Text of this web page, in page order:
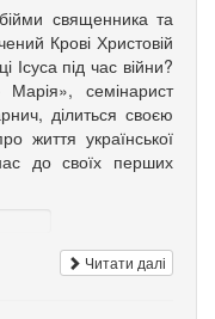
священника та
Крові Христовій
Ісуса під час війни?
семінарист
ділиться своєю
життя української
до своїх перших
Читати далі